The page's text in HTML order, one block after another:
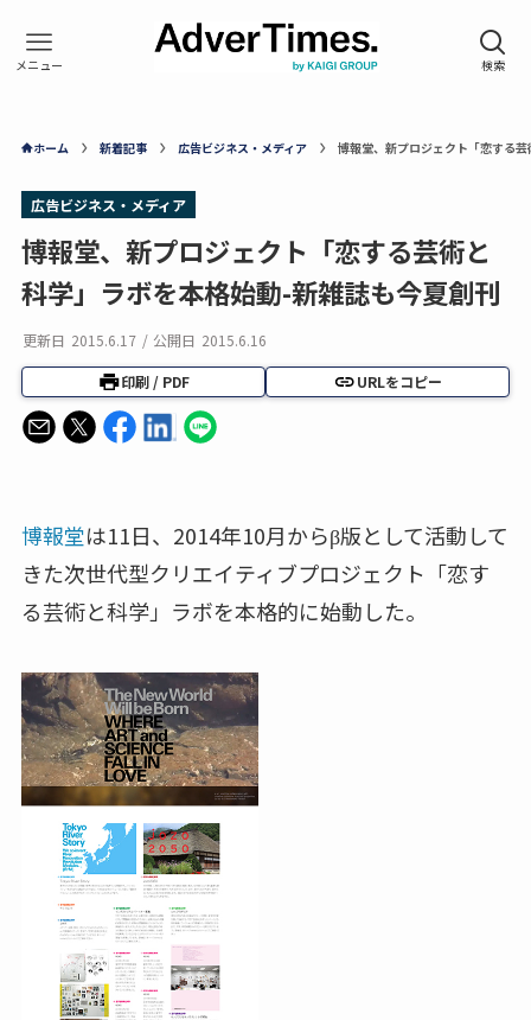
ホーム 新着記事 広告ビジネス・メディア 博報堂、新プロジェクト「恋する
広告ビジネス・メディア
博報堂、新プロジェクト「恋する芸術と
科学」ラボを本格始動-新雑誌も今夏創刊
更新日 2015.6.17 / 公開日 2015.6.16
印刷 / PDF URLをコピー
博報堂は11日、2014年10月からβ版として活動して
きた次世代型クリエイティブプロジェクト「恋す
る芸術と科学」ラボを本格的に始動した。